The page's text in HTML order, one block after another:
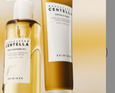
R$199,90
2 x deR$99,95 sem juros